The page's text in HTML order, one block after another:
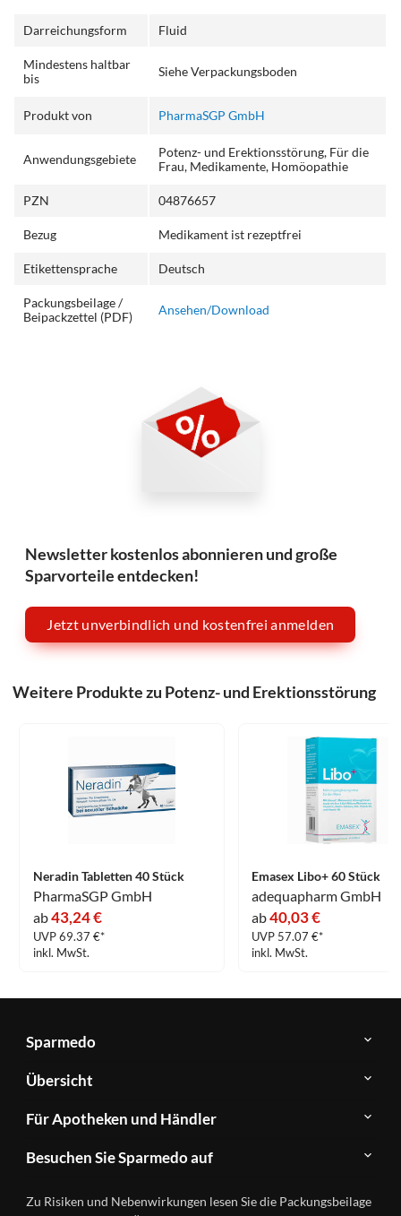
Darreichungsform Fluid
Mindestens haltbar
bis
Siehe Verpackungsboden
Produkt von PharmaSGP GmbH
Anwendungsgebiete
Potenz- und Erektionsstörung, Für die
Frau, Medikamente, Homöopathie
PZN 04876657
Bezug Medikament ist rezeptfrei
Etikettensprache Deutsch
Packungsbeilage /
Beipackzettel (PDF)
Ansehen/Download
Newsletter kostenlos abonnieren und große
Sparvorteile entdecken!
Jetzt unverbindlich und kostenfrei anmelden
Weitere Produkte zu Potenz- und Erektionsstörung
Neradin Tabletten 40 Stück
PharmaSGP GmbH
ab43,24 €
UVP 69.37 €*
inkl. MwSt.
Emasex Libo+ 60 Stück
adequapharm GmbH
ab40,03 €
UVP 57.07 €*
inkl. MwSt.
Sparmedo
Über
Sparmedo
FAQ
Kontakt
Datenschutz
Übersicht
Herstellerverzeichnis
Produkte
A-
Ratgeber
Für Apotheken und Händler
&
Händlerlogin
Besuchen Sie Sparmedo auf
Instagram
Zu Risiken und Nebenwirkungen lesen Sie die Packungsbeilage